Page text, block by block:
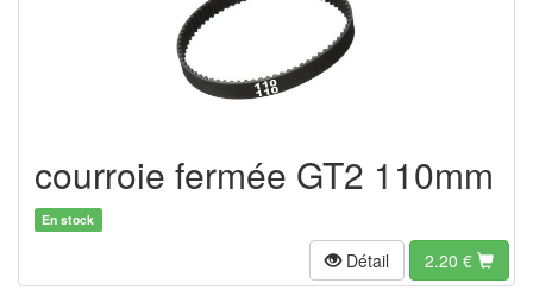
courroie fermée GT2 110mm
En stock
Détail 2.20 €